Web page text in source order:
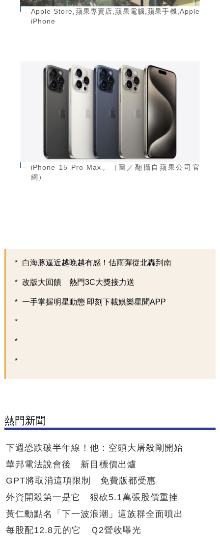
Apple Store,蘋果專賣店,蘋果電腦,蘋果手機,Apple
iPhone
iPhone 15 Pro Max。（圖／翻攝自蘋果公司官
網）
白海豚逼近越晚越有感！估雨彈從北轟到南
改版大回饋 熱門3C大獎接力送
一手掌握明星動態 即刻下載娛樂星聞APP
熱門新聞
下週恐跌破半年線！他：空頭大屠殺剛開始
華邦電法說會後 新目標價出爐
GPT將取消這項限制 免費版都受惠
外資開殺第一是它 狠砍5.1萬張股價重挫
黃仁勳點名「下一波浪潮」這族群全面噴出
每股配12.8元的它 Ｑ2營收曝光